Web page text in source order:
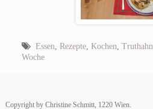
Essen Rezepte, Kochen Truthahn
Woche
Copyright by Christine Schmitt, 1220 Wien.